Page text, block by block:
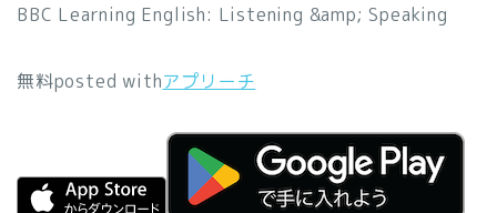
BBC Learning English: Listening &amp; Speaking
無料posted withアプリーチ